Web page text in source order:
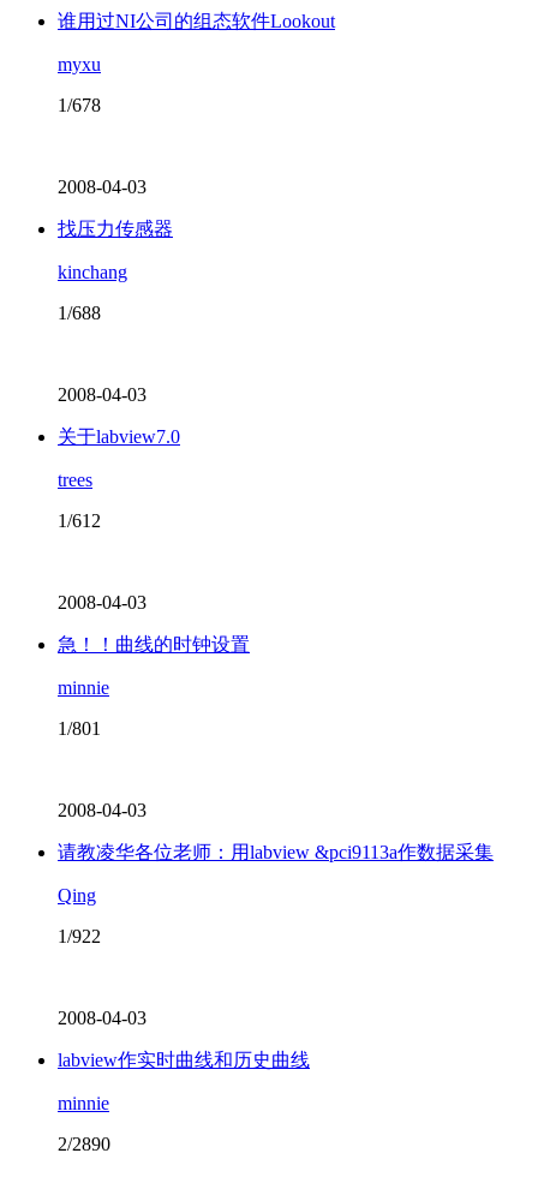
谁用过NI公司的组态软件Lookout
myxu
1/678
2008-04-03
找压力传感器
kinchang
1/688
2008-04-03
关于labview7.0
trees
1/612
2008-04-03
急！！曲线的时钟设置
minnie
1/801
2008-04-03
请教凌华各位老师：用labview &pci9113a作数据采集
Qing
1/922
2008-04-03
labview作实时曲线和历史曲线
minnie
2/2890